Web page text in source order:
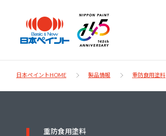
日本ペイント
日本ペイントHOME 製品情報 重防食用塗料
重防食用塗料